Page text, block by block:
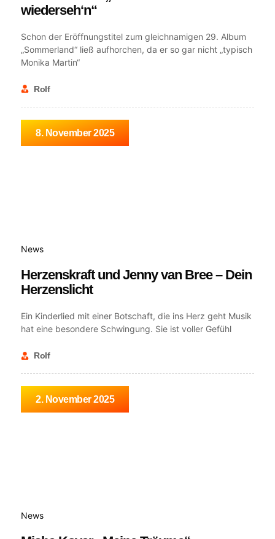
wiederseh‘n“
Schon der Eröffnungstitel zum gleichnamigen 29. Album
„Sommerland“ ließ aufhorchen, da er so gar nicht „typisch
Monika Martin“
Rolf
8. November 2025
News
Herzenskraft und Jenny van Bree – Dein
Herzenslicht
Ein Kinderlied mit einer Botschaft, die ins Herz geht Musik
hat eine besondere Schwingung. Sie ist voller Gefühl
Rolf
2. November 2025
News